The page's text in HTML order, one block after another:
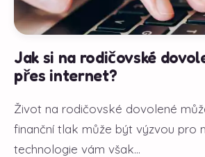
Jak si na rodičovské
přes internet?
Život na rodičovské dovolené
finanční tlak může být výzvou pro
technologie vám však...